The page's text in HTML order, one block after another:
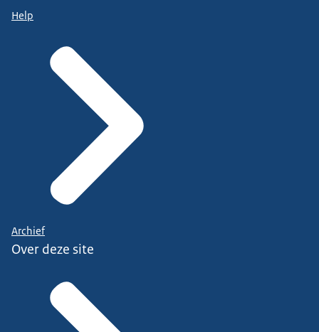
Help
Archief
Over deze site